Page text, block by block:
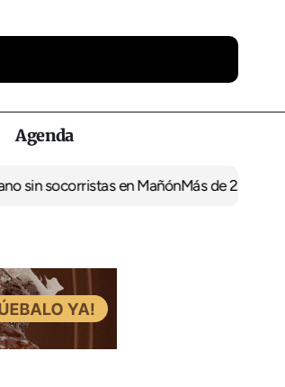
Agenda
sin socorristas en MañónMás de 237.000